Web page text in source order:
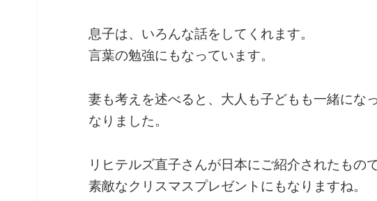
息子は、いろんな話をしてくれます。
言葉の勉強にもなっています。
妻も考えを述べると、大人も子どもも一緒にな
なりました。
リヒテルズ直子さんが日本にご紹介されたもので
素敵なクリスマスプレゼントにもなりますね。